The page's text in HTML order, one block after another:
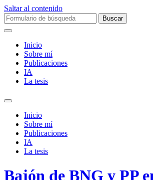
Saltar al contenido
Buscar:
Inicio
Sobre mí­
Publicaciones
IA
La tesis
Alternar
campo
búsqueda
Inicio
Sobre mí­
Publicaciones
IA
La tesis
Bajón de BNG y PP